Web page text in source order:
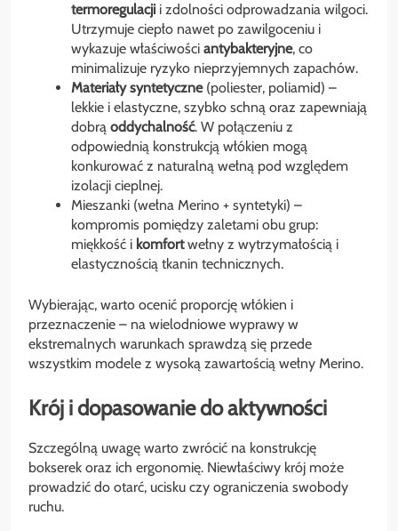
termoregulacji i zdolności odprowadzania wilgoci.
Utrzymuje ciepło nawet po zawilgoceniu i
wykazuje właściwości antybakteryjne, co
minimalizuje ryzyko nieprzyjemnych zapachów.
Materiały syntetyczne(poliester, poliamid) –
lekkie i elastyczne, szybko schną oraz zapewniają
dobrą oddychalność. W połączeniu z
odpowiednią konstrukcją włókien mogą
konkurować z naturalną wełną pod względem
izolacji cieplnej.
Mieszanki (wełna Merino + syntetyki) –
kompromis pomiędzy zaletami obu grup:
miękkość i komfortwełny z wytrzymałością i
elastycznością tkanin technicznych.
Wybierając, warto ocenić proporcję włókien i
przeznaczenie – na wielodniowe wyprawy w
ekstremalnych warunkach sprawdzą się przede
wszystkim modele z wysoką zawartością wełny Merino.
Krój i dopasowanie do aktywności
Szczególną uwagę warto zwrócić na konstrukcję
bokserek oraz ich ergonomię. Niewłaściwy krój może
prowadzić do otarć, ucisku czy ograniczenia swobody
ruchu.